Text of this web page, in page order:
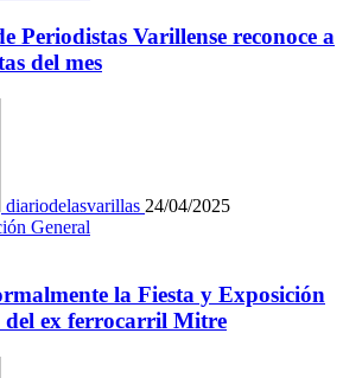
Periodistas Varillense reconoce a
del mes
diariodelasvarillas 24/04/2025
General
la Fiesta y Exposición
del ex ferrocarril Mitre